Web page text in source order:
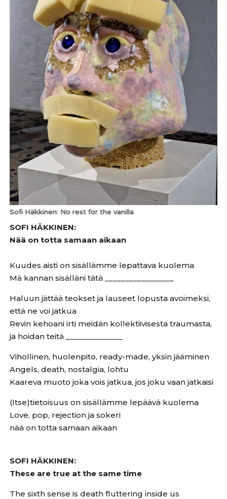
Sofi Häkkinen: No rest for the vanilla
SOFI HÄKKINEN:
Nää on totta samaan aikaan
Kuudes aisti on sisällämme lepattava kuolema
Mä kannan sisälläni tätä _________________
Haluun jättää teokset ja lauseet lopusta avoimeksi,
että ne voi jatkua
Revin kehoani irti meidän kollektiivisesta traumasta,
ja hoidan teitä ______________
Vihollinen, huolenpito, ready-made, yksin jääminen
Angels, death, nostalgia, lohtu
Kaareva muoto joka vois jatkua, jos joku vaan jatkaisi
(Itse)tietoisuus on sisällämme lepäävä kuolema
Love, pop, rejection ja sokeri
nää on totta samaan aikaan
SOFI HÄKKINEN:
These are true at the same time
The sixth sense is death fluttering inside us